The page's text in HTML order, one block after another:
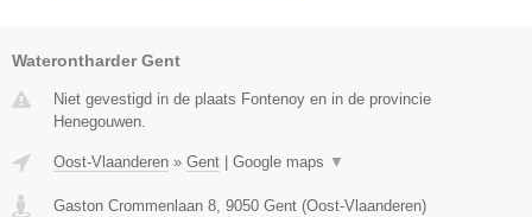
Waterontharder Gent
Niet gevestigd in de plaats Fontenoy en in de provincie
Henegouwen.
Oost-Vlaanderen » Gent Google maps ▼
Gaston Crommenlaan 8, 9050 Gent (Oost-Vlaanderen)